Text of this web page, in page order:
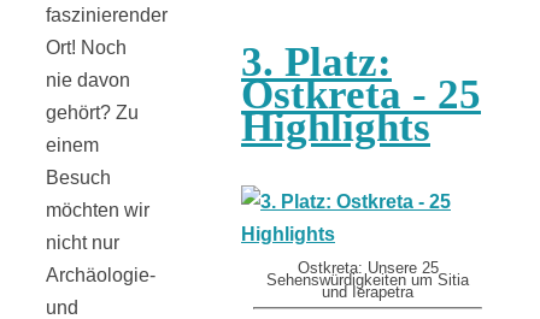
faszinierender
Ort! Noch
nie davon
gehört? Zu
einem
Besuch
möchten wir
nicht nur
Archäologie-
und
3. Platz:
Ostkreta - 25
Highlights
Ostkreta: Unsere 25
Sehenswürdigkeiten um Sitia
und Ierapetra